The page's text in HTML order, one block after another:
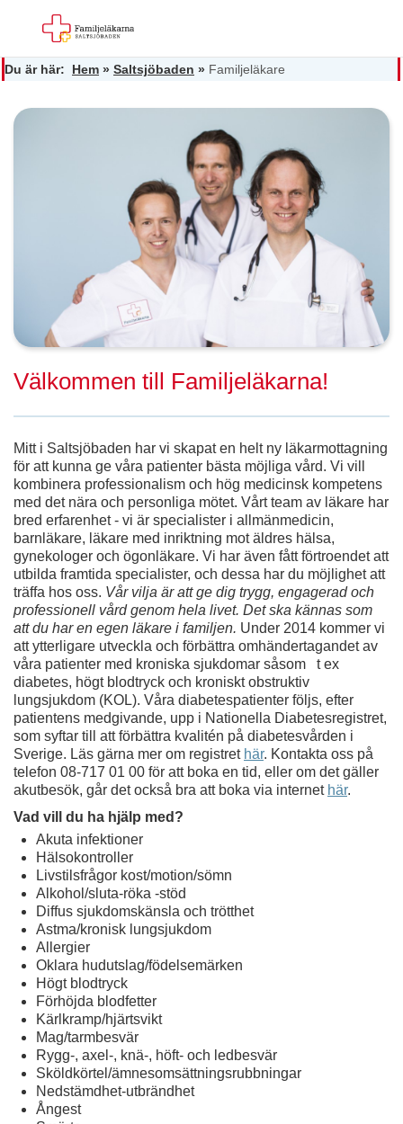
Du är här: Hem » Saltsjöbaden » Familjeläkare
Välkommen till Familjeläkarna!
Mitt i Saltsjöbaden har vi skapat en helt ny läkarmottagning
för att kunna ge våra patienter bästa möjliga vård. Vi vill
kombinera professionalism och hög medicinsk kompetens
med det nära och personliga mötet. Vårt team av läkare har
bred erfarenhet - vi är specialister i allmänmedicin,
barnläkare, läkare med inriktning mot äldres hälsa,
gynekologer och ögonläkare. Vi har även fått förtroendet att
utbilda framtida specialister, och dessa har du möjlighet att
träffa hos oss. Vår vilja är att ge dig trygg, engagerad och
professionell vård genom hela livet. Det ska kännas som
att du har en egen läkare i familjen. Under 2014 kommer vi
att ytterligare utveckla och förbättra omhändertagandet av
våra patienter med kroniska sjukdomar såsom t ex
diabetes, högt blodtryck och kroniskt obstruktiv
lungsjukdom (KOL). Våra diabetespatienter följs, efter
patientens medgivande, upp i Nationella Diabetesregistret,
som syftar till att förbättra kvalitén på diabetesvården i
Sverige. Läs gärna mer om registret här. Kontakta oss på
telefon 08-717 01 00 för att boka en tid, eller om det gäller
akutbesök, går det också bra att boka via internet här.
Vad vill du ha hjälp med?
Akuta infektioner
Hälsokontroller
Livstilsfrågor kost/motion/sömn
Alkohol/sluta-röka -stöd
Diffus sjukdomskänsla och trötthet
Astma/kronisk lungsjukdom
Allergier
Oklara hudutslag/födelsemärken
Högt blodtryck
Förhöjda blodfetter
Kärlkramp/hjärtsvikt
Mag/tarmbesvär
Rygg-, axel-, knä-, höft- och ledbesvär
Sköldkörtel/ämnesomsättningsrubbningar
Nedstämdhet-utbrändhet
Ångest